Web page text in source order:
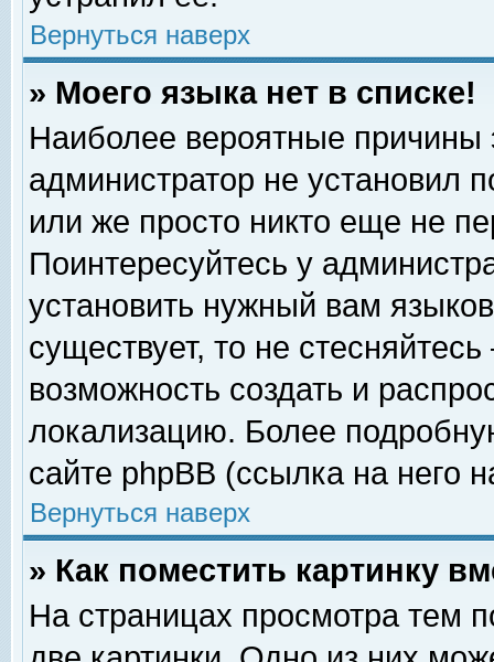
Вернуться наверх
» Моего языка нет в списке!
Наиболее вероятные причины
администратор не установил
или же просто никто еще не
Поинтересуйтесь у
установить нужный вам
существует, то не
возможность создать и
локализацию. Более
сайте phpBB (ссылка на него
Вернуться наверх
» Как поместить картинку
На страницах просмотра тем